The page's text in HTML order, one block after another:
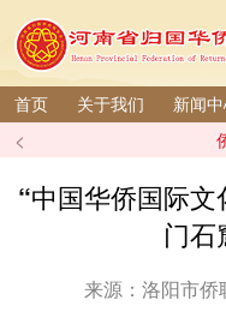
首页 关于我们 新闻
<
“中国华侨国际
门石
来源：洛阳市侨